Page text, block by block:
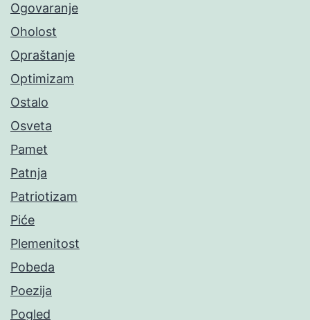
Ogovaranje
Oholost
Opraštanje
Optimizam
Ostalo
Osveta
Pamet
Patnja
Patriotizam
Piće
Plemenitost
Pobeda
Poezija
Pogled